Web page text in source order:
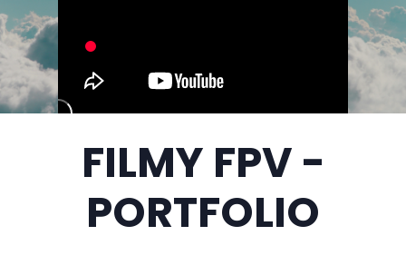
FILMY FPV -
PORTFOLIO